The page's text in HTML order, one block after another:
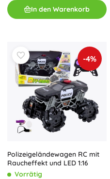
In den Warenkorb
-4%
Polizeigeländewagen RC mit
Raucheffekt und LED 1:16
Vorrätig